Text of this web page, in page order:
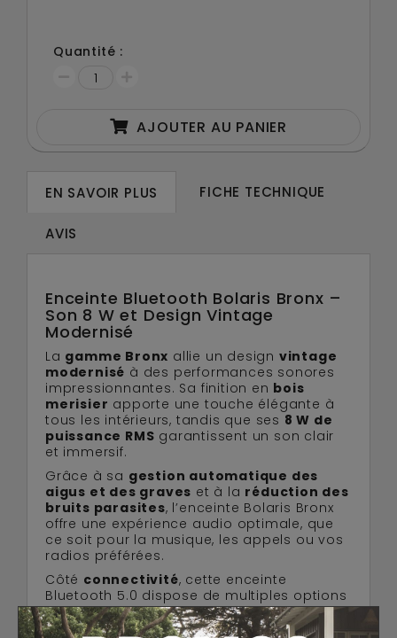
Quantité :
AJOUTER AU PANIER
EN SAVOIR PLUS FICHE TECHNIQUE
AVIS
Enceinte Bluetooth Bolaris Bronx –
Son 8 W et Design Vintage
Modernisé
La gamme Bronx allie un design vintage
modernisé à des performances sonores
impressionnantes. Sa finition en bois
merisier apporte une touche élégante à
tous les intérieurs, tandis que ses 8 W de
puissance RMS garantissent un son clair
et immersif.
Grâce à sa gestion automatique des
aigus et des graves et à la réduction des
bruits parasites, l’enceinte Bolaris Bronx
offre une expérience audio optimale, que
ce soit pour la musique, les appels ou vos
radios préférées.
Côté connectivité, cette enceinte
Bluetooth 5.0 dispose de multiples options
: